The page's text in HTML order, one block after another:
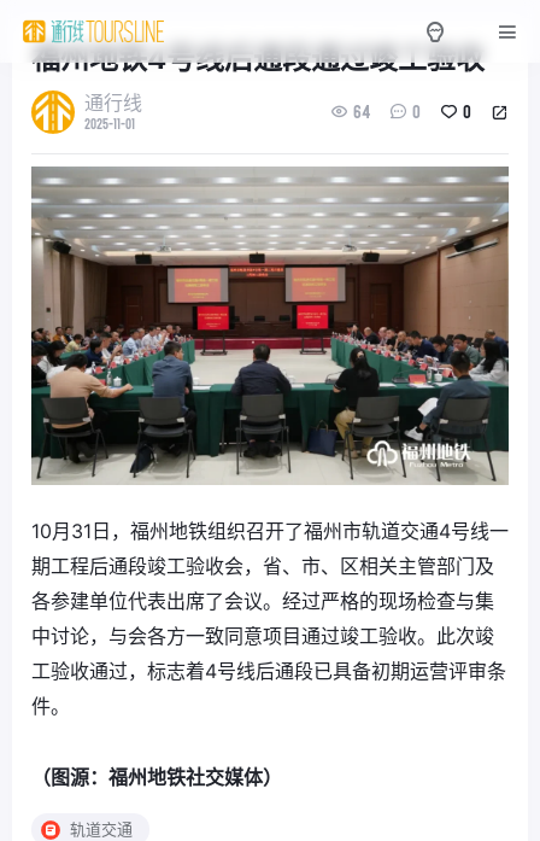
福州地铁4号线后通段通过竣工验收
通行线
2025-11-01
64 0 0
10月31日，福州地铁组织召开了福州市轨道交通4号线一
期工程后通段竣工验收会，省、市、区相关主管部门及
各参建单位代表出席了会议。经过严格的现场检查与集
中讨论，与会各方一致同意项目通过竣工验收。此次竣
工验收通过，标志着4号线后通段已具备初期运营评审条
件。
（图源：福州地铁社交媒体）
轨道交通